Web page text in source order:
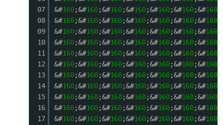
07
08
09
10
11
12
13
14
15
16
17
&#160;&#160;&#160;&#160;&#160;&#160;&#160
&#160;&#160;&#160;&#160;&#160;&#160;&#160
&#160;&#160;&#160;&#160;&#160;&#160;&#160
&#160;&#160;&#160;&#160;&#160;&#160;&#160
&#160;&#160;&#160;&#160;&#160;&#160;&#160
&#160;&#160;&#160;&#160;&#160;&#160;&#160
&#160;&#160;&#160;&#160;&#160;&#160;&#160
&#160;&#160;&#160;&#160;&#160;&#160;&#160
&#160;&#160;&#160;&#160;&#160;&#160;&#160
&#160;&#160;&#160;&#160;&#160;&#160;&#160
&#160;&#160;&#160;&#160;&#160;&#160;&#160